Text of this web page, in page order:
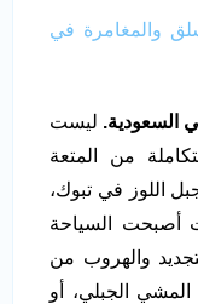
والمغامرة في
السعودية. ليست
من المتعة
اللوز في تبوك،
أصبحت السياحة
والهروب من
الجبلي، أو